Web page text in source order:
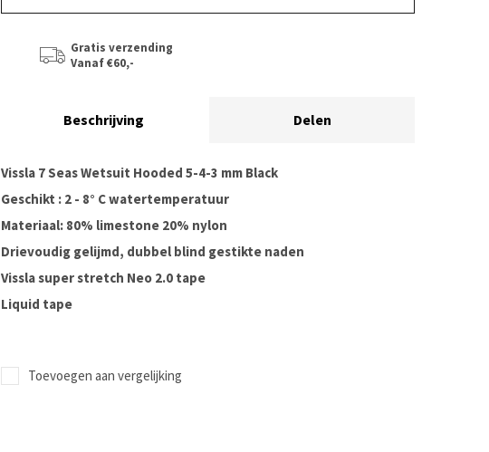
Gratis verzending
Vanaf €60,-
Beschrijving Delen
Vissla 7 Seas Wetsuit Hooded 5-4-3 mm Black
Geschikt : 2 - 8° C watertemperatuur
Materiaal: 80% limestone 20% nylon
Drievoudig gelijmd, dubbel blind gestikte naden
Vissla super stretch Neo 2.0 tape
Liquid tape
Toevoegen aan vergelijking